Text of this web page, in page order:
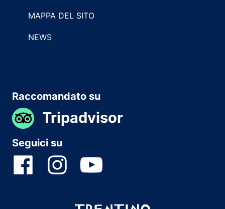
MAPPA DEL SITO
NEWS
Raccomandato su
Tripadvisor
Seguici su